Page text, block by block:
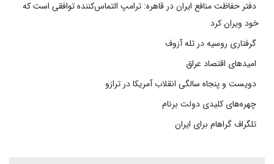
دفتر حفاظت منافع ایران در قاهره: ترامپ التماس‌کننده توافقی است که
خود ویران کرد
گرفتاری روسیه در تله آزوف
امیدهای اقتصاد عراق
دویست و پنجاه سالگی انقلاب آمریکا در ترازو
چهره‌های کلیدی دولت برنام
تلگراف گراهام برای ایران